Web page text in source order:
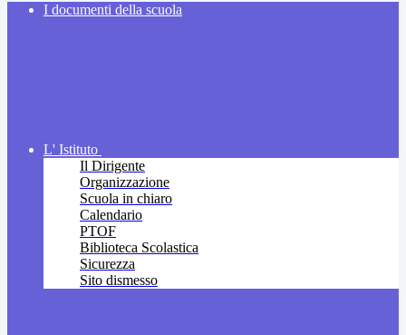
I documenti della scuola
L' Istituto
Il Dirigente
Organizzazione
Scuola in chiaro
Calendario
PTOF
Biblioteca Scolastica
Sicurezza
Sito dismesso